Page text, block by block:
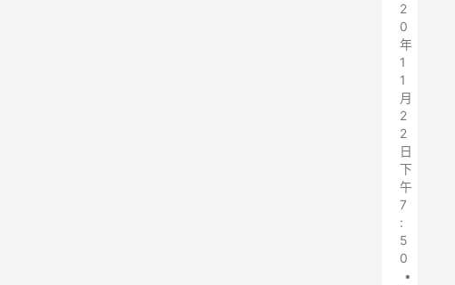
2
0
年
1
1
月
2
2
日
下
午
7
:
5
0
•